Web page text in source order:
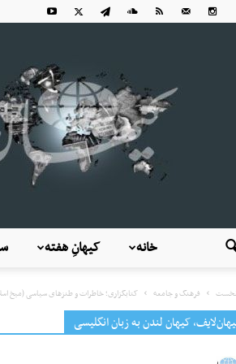
کیهانِ هفته خانه
فرهنگ و جامعه کتابگزاری؛ خاطرات و طنزهای سیاسی (میخ
کیهان لندن به زبان انگلیسی